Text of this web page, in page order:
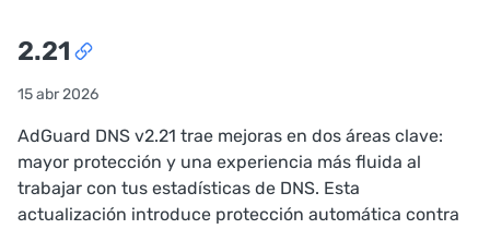
2.21
15 abr 2026
AdGuard DNS v2.21 trae mejoras en dos áreas clave:
mayor protección y una experiencia más fluida al
trabajar con tus estadísticas de DNS. Esta
actualización introduce protección automática contra